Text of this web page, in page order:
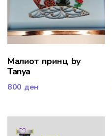
Малиот принц by
Tanya
800 ден